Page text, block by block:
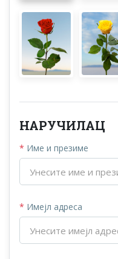
НАРУЧИЛАЦ
* Име и презиме
* Имејл адреса